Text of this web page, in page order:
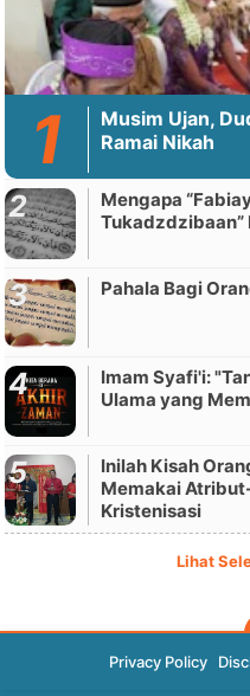
Musim Ujan,
Ramai Nikah
Mengapa
Tukadzdzibaan”
Pahala Bagi
Imam Syafi'i:
Ulama yang
Inilah Kisah
Memakai
Kristenisasi
Lihat
Privacy Policy